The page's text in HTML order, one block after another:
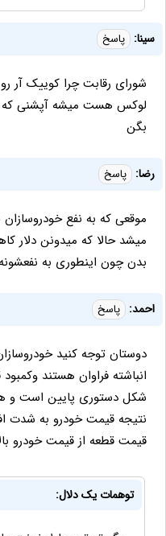
سینا: پاسخ
لوکس هست میشه آپشنی
بگن
رضا: پاسخ
موقعی که به نفع
میشد حالا که میدونن
بدن چون اینطوری به
احمد: پاسخ
دوستان توجه کنید
انباشته فراوان هستند
شکل دستوری پایین است و
نتیجه قیمت خودرو به شدت
قیمت قطعه از قیمت خودرو
توهمات یک دلال: